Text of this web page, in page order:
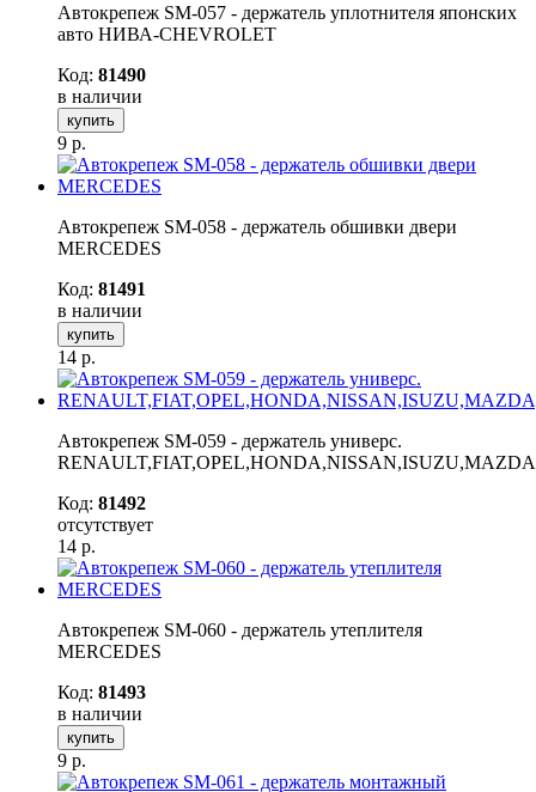
Автокрепеж SM-057 - держатель уплотнителя японских
авто НИВА-CHEVROLET
Код: 81490
в наличии
купить
9 р.
Автокрепеж SM-058 - держатель обшивки двери
MERCEDES
Код: 81491
в наличии
купить
14 р.
Автокрепеж SM-059 - держатель универс.
Код: 81492
отсутствует
14 р.
Автокрепеж SM-060 - держатель утеплителя
MERCEDES
Код: 81493
в наличии
купить
9 р.